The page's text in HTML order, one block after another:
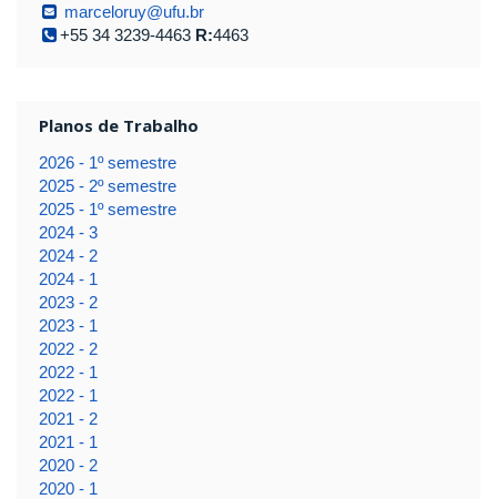
marceloruy@ufu.br
+55 34 3239-4463 R:4463
Planos de Trabalho
2026 - 1º semestre
2025 - 2º semestre
2025 - 1º semestre
2024 - 3
2024 - 2
2024 - 1
2023 - 2
2023 - 1
2022 - 2
2022 - 1
2022 - 1
2021 - 2
2021 - 1
2020 - 2
2020 - 1